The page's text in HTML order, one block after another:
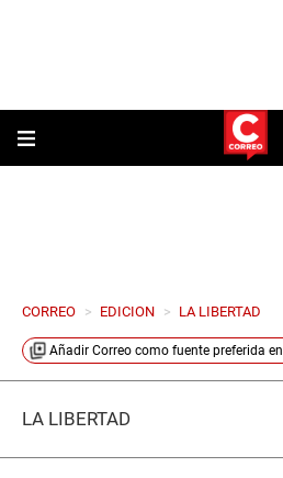
CORREO > EDICION > LA LIBERTAD
Añadir Correo como fuente preferida en
LA LIBERTAD